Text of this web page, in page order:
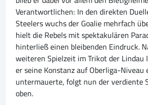
Verantwortlichen: In den direkten
Steelers wuchs der Goalie mehrfach
hielt die Rebels mit spektakulären
hinterließ einen bleibenden Eindruck.
weiteren Spielzeit im Trikot der Lindau
er seine Konstanz auf Oberliga-
untermauerte, folgt nun der verdiente
oben.